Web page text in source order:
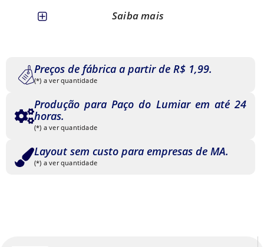
Saiba mais
Preços de fábrica a partir de R$ 1,99.
(*) a ver quantidade
Produção para Paço do Lumiar em até 24
horas.
(*) a ver quantidade
Layout sem custo para empresas de MA.
(*) a ver quantidade